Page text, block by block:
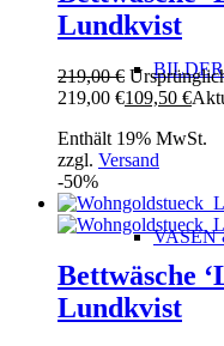
VASEN
Lundkvist
219,00€
219,00 €109,50 €
Enthält 19% MwSt.
zzgl. Versand
-50%
Bettwäsche
Lundkvist